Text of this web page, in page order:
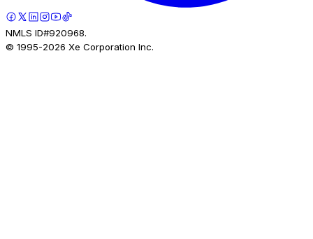
NMLS ID#920968.
© 1995-2026 Xe Corporation Inc.